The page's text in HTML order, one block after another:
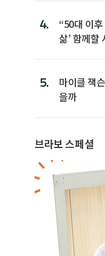
4.
“50대 이
삶’ 함께할
5.
마이클 잭
을까
브라보 스페셜